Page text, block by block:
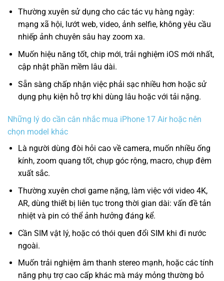
Thường xuyên sử dụng cho các tác vụ hàng ngày:
mạng xã hội, lướt web, video, ảnh selfie, không yêu cầu
nhiếp ảnh chuyên sâu hay zoom xa.
Muốn hiệu năng tốt, chip mới, trải nghiệm iOS mới nhất,
cập nhật phần mềm lâu dài.
Sẵn sàng chấp nhận việc phải sạc nhiều hơn hoặc sử
dụng phụ kiện hỗ trợ khi dùng lâu hoặc với tải nặng.
Những lý do cần cân nhắc mua iPhone 17 Air hoặc nên
chọn model khác
Là người dùng đòi hỏi cao về camera, muốn nhiều ống
kính, zoom quang tốt, chụp góc rộng, macro, chụp đêm
xuất sắc.
Thường xuyên chơi game nặng, làm việc với video 4K,
AR, dùng thiết bị liên tục trong thời gian dài: vấn đề tản
nhiệt và pin có thể ảnh hưởng đáng kể.
Cần SIM vật lý, hoặc có thói quen đổi SIM khi đi nước
ngoài.
Muốn trải nghiệm âm thanh stereo mạnh, hoặc các tính
năng phụ trợ cao cấp khác mà máy mỏng thường bỏ